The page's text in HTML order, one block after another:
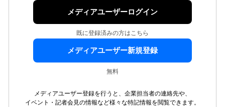
メディアユーザーログイン
既に登録済みの方はこちら
メディアユーザー新規登録
無料
メディアユーザー登録を行うと、企業担当者の連絡先や、
イベント・記者会見の情報など様々な特記情報を閲覧できます。